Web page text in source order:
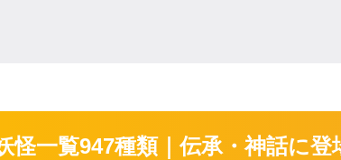
怪一覧947種類｜伝承・神話に